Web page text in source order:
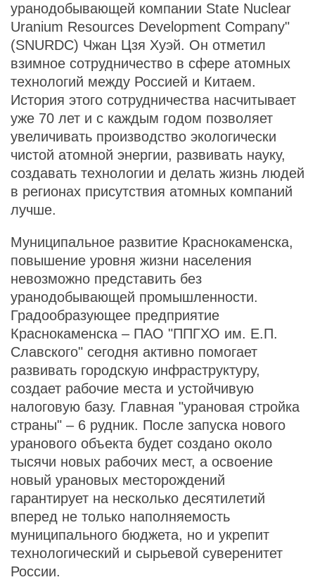
уранодобывающей компании State Nuclear
Uranium Resources Development Company"
(SNURDC) Чжан Цзя Хуэй. Он отметил
взимное сотрудничество в сфере атомных
технологий между Россией и Китаем.
История этого сотрудничества насчитывает
уже 70 лет и с каждым годом позволяет
увеличивать производство экологически
чистой атомной энергии, развивать науку,
создавать технологии и делать жизнь людей
в регионах присутствия атомных компаний
лучше.
Муниципальное развитие Краснокаменска,
повышение уровня жизни населения
невозможно представить без
уранодобывающей промышленности.
Градообразующее предприятие
Краснокаменска – ПАО "ППГХО им. Е.П.
Славского" сегодня активно помогает
развивать городскую инфраструктуру,
создает рабочие места и устойчивую
налоговую базу. Главная "урановая стройка
страны" – 6 рудник. После запуска нового
уранового объекта будет создано около
тысячи новых рабочих мест, а освоение
новый урановых месторождений
гарантирует на несколько десятилетий
вперед не только наполняемость
муниципального бюджета, но и укрепит
технологический и сырьевой суверенитет
России.